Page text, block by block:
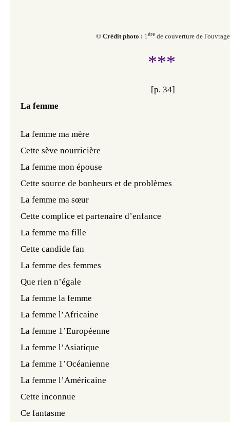
© Crédit photo : 1ère de couverture de l'ouvrage
***
[p. 34]
La femme
La femme ma mère
Cette sève nourricière
La femme mon épouse
Cette source de bonheurs et de problèmes
La femme ma sœur
Cette complice et partenaire d’enfance
La femme ma fille
Cette candide fan
La femme des femmes
Que rien n’égale
La femme la femme
La femme l’Africaine
La femme 1’Européenne
La femme l’Asiatique
La femme 1’Océanienne
La femme l’Américaine
Cette inconnue
Ce fantasme